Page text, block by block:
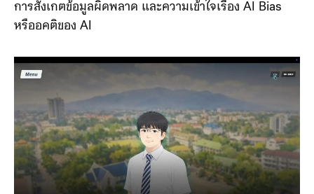
พร้อมผสมผสานการเรียนรู้เรื่อง AI เข้าไปในเนื้อเรื่อง เพื่อ
สอนผู้เล่นเกี่ยวกับการเขียน Prompt อย่างมีประสิทธิภาพ
หรืออคติของ AI